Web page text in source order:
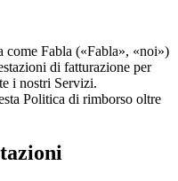
come Fabla («Fabla», «noi»)
di fatturazione per
i nostri Servizi.
Politica di rimborso oltre